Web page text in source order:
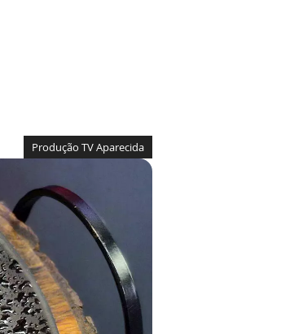
Produção TV Aparecida